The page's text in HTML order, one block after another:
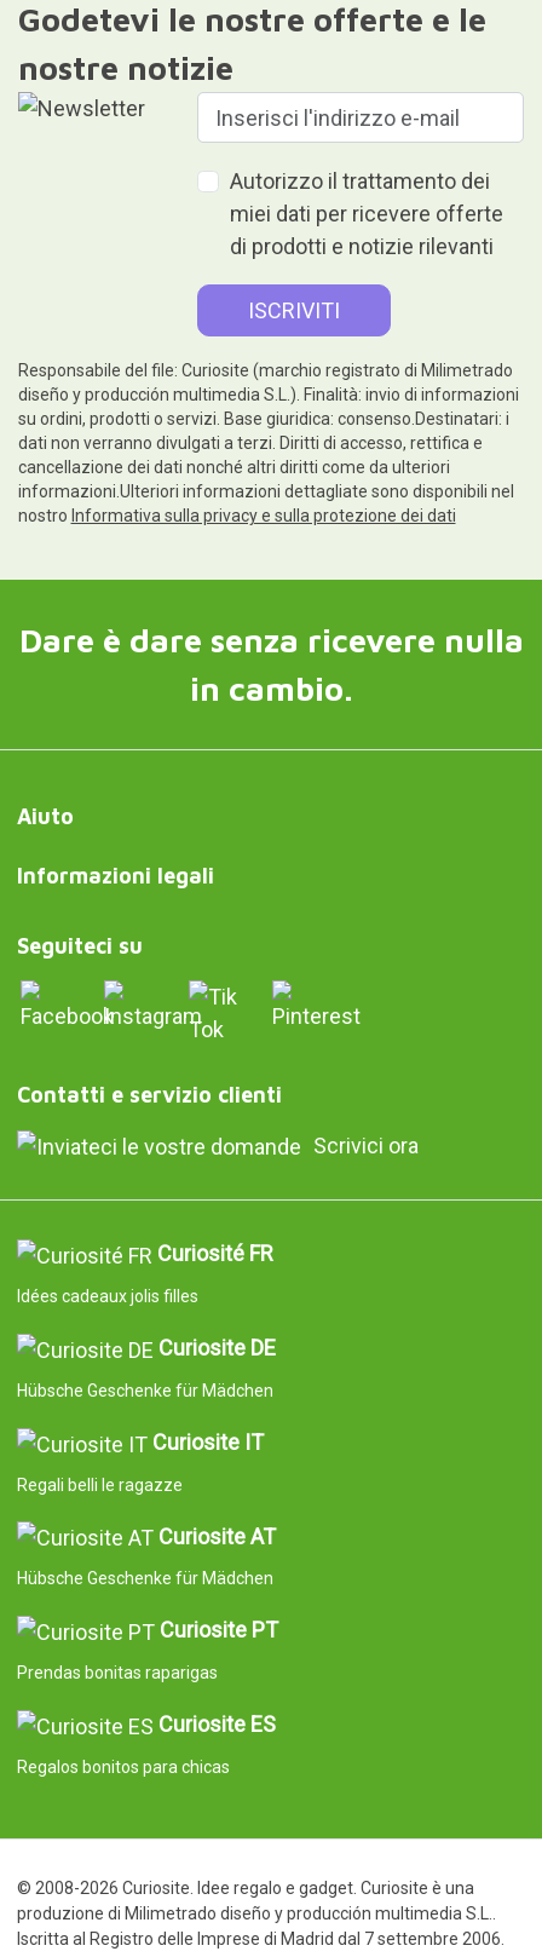
Godetevi le nostre offerte e le
nostre notizie
Autorizzo il trattamento dei
miei dati per ricevere offerte
di prodotti e notizie rilevanti
Responsabile del file: Curiosite (marchio registrato di Milimetrado
diseño y producción multimedia S.L.). Finalità: invio di informazioni
su ordini, prodotti o servizi. Base giuridica: consenso.Destinatari: i
dati non verranno divulgati a terzi. Diritti di accesso, rettifica e
cancellazione dei dati nonché altri diritti come da ulteriori
informazioni.Ulteriori informazioni dettagliate sono disponibili nel
nostro Informativa sulla privacy e sulla protezione dei dati
Dare è dare senza ricevere nulla
in cambio.
Aiuto
Informazioni legali
Seguiteci su
Contatti e servizio clienti
Scrivici ora
Curiosité FR
Idées cadeaux jolis filles
Curiosite DE
Hübsche Geschenke für Mädchen
Curiosite IT
Regali belli le ragazze
Curiosite AT
Hübsche Geschenke für Mädchen
Curiosite PT
Prendas bonitas raparigas
Curiosite ES
Regalos bonitos para chicas
© 2008-2026 Curiosite. Idee regalo e gadget. Curiosite è una
produzione di Milimetrado diseño y producción multimedia S.L..
Iscritta al Registro delle Imprese di Madrid dal 7 settembre 2006.